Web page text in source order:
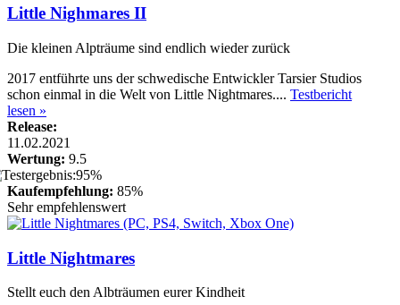
Little Nighmares II
Die kleinen Alpträume sind endlich wieder zurück
2017 entführte uns der schwedische Entwickler Tarsier Studios
schon einmal in die Welt von Little Nightmares.... Testbericht
lesen »
Release:
11.02.2021
Wertung: 9.5
Kaufempfehlung: 85%
Sehr empfehlenswert
Little Nightmares
Stellt euch den Albträumen eurer Kindheit